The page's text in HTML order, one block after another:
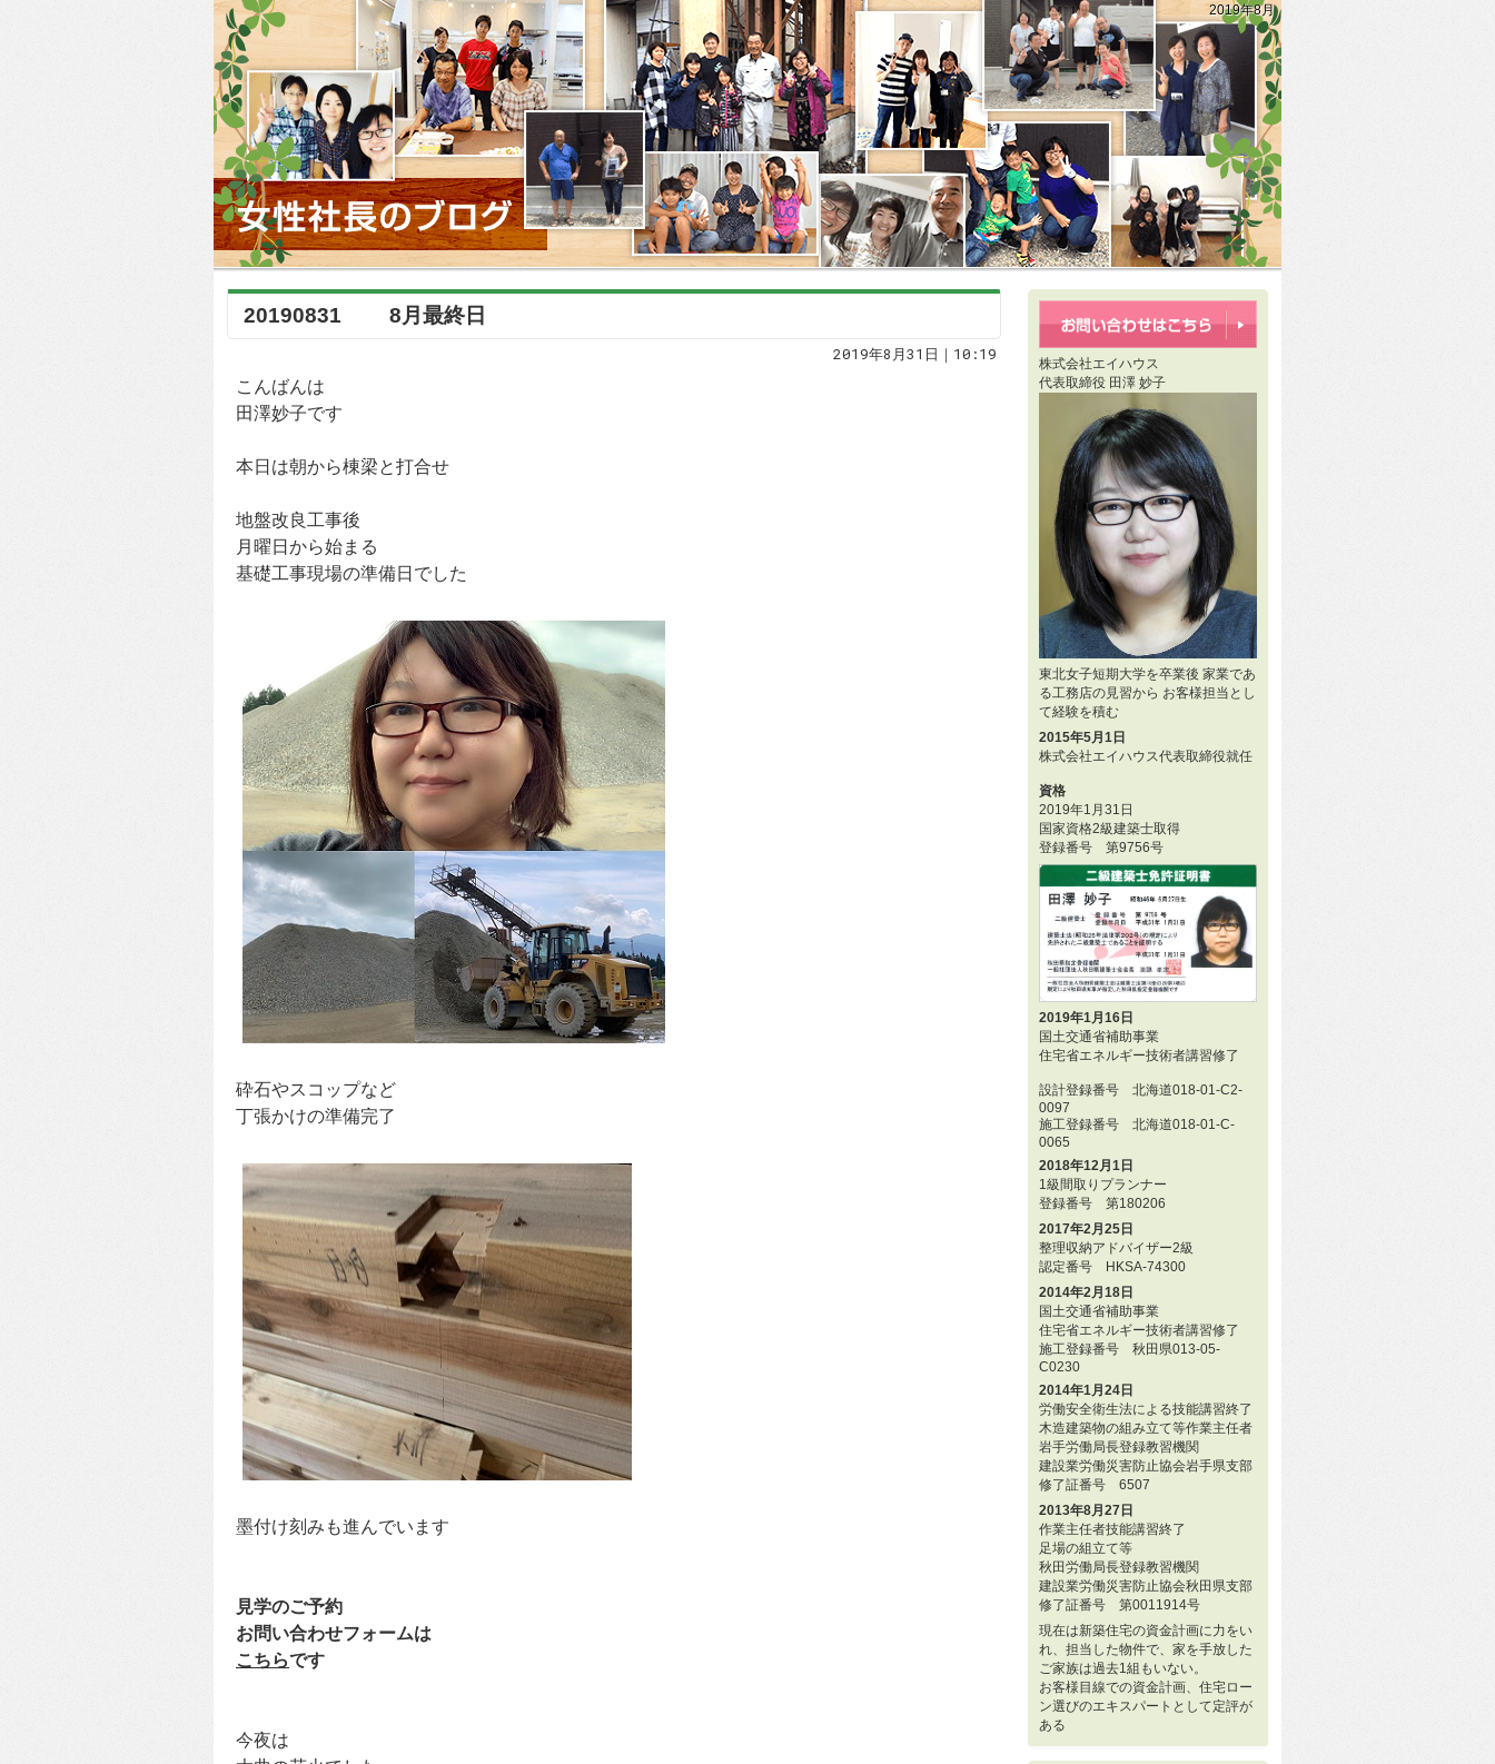
2019年8月
20190831 8月最終日
2019年8月31日｜10:19
こんばんは
田澤妙子です
本日は朝から棟梁と打合せ
地盤改良工事後
月曜日から始まる
基礎工事現場の準備日でした
砕石やスコップなど
丁張かけの準備完了
墨付け刻みも進んでいます
見学のご予約
お問い合わせフォームは
こちらです
今夜は
株式会社エイハウス
代表取締役 田澤 妙子
東北女子短期大学を卒業後 家業であ
る工務店の見習から お客様担当とし
て経験を積む
2015年5月1日
株式会社エイハウス代表取締役就任
資格
2019年1月31日
国家資格2級建築士取得
登録番号 第9756号
2019年1月16日
国土交通省補助事業
住宅省エネルギー技術者講習修了
設計登録番号 北海道018-01-C2-
0097
施工登録番号 北海道018-01-C-
0065
2018年12月1日
1級間取りプランナー
登録番号 第180206
2017年2月25日
整理収納アドバイザー2級
認定番号 HKSA-74300
2014年2月18日
国土交通省補助事業
住宅省エネルギー技術者講習修了
施工登録番号 秋田県013-05-
C0230
2014年1月24日
労働安全衛生法による技能講習終了
木造建築物の組み立て等作業主任者
岩手労働局長登録教習機関
建設業労働災害防止協会岩手県支部
修了証番号 6507
2013年8月27日
作業主任者技能講習終了
足場の組立て等
秋田労働局長登録教習機関
建設業労働災害防止協会秋田県支部
修了証番号 第0011914号
現在は新築住宅の資金計画に力をい
れ、担当した物件で、家を手放した
ご家族は過去1組もいない。
お客様目線での資金計画、住宅ロー
ン選びのエキスパートとして定評が
ある